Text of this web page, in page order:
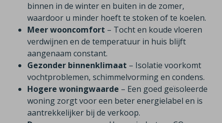
binnen in de winter en buiten in de zomer,
waardoor u minder hoeft te stoken of te koelen.
Meer wooncomfort – Tocht en koude vloeren
verdwijnen en de temperatuur in huis blijft
aangenaam constant.
Gezonder binnenklimaat – Isolatie voorkomt
vochtproblemen, schimmelvorming en condens.
Hogere woningwaarde – Een goed geïsoleerde
woning zorgt voor een beter energielabel en is
aantrekkelijker bij de verkoop.